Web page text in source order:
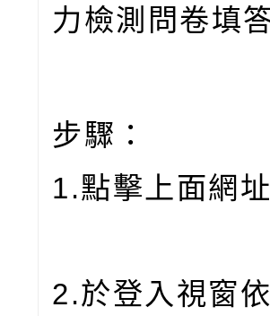
力檢測問卷填
步驟：
1.點擊上面網址
2.於登入視窗